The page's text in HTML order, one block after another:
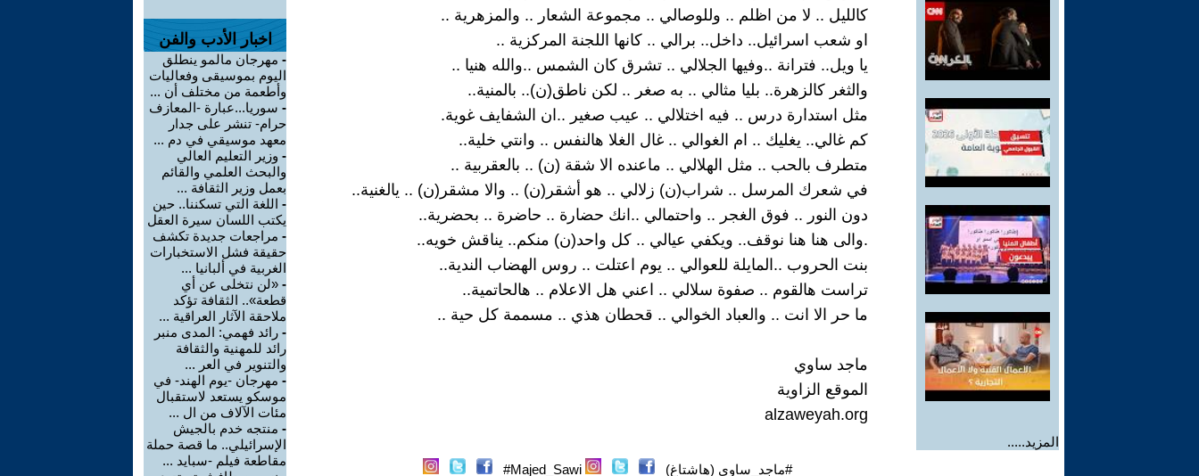
المزيد.....
كالليل .. لا من اظلم .. وللوصالي .. مجموعة الشعار .. والمزهرية ..
او شعب اسرائيل.. داخل.. برالي .. كانها اللجنة المركزية ..
يا ويل.. فترانة ..وفيها الجلالي .. تشرق كان الشمس ..والله هنيا ..
والثغر كالزهرة.. بليا مثالي .. به صغر .. لكن ناطق(ن).. بالمنية..
مثل استدارة درس .. فيه اختلالي .. عيب صغير ..ان الشفايف غوية.
كم غالي.. يغليك .. ام الغوالي .. غال الغلا هالنفس .. وانتي خلية..
متطرف بالحب .. مثل الهلالي .. ماعنده الا شقة (ن) .. بالعقربية ..
في شعرك المرسل .. شراب(ن) زلالي .. هو أشقر(ن) .. والا مشقر(ن) .. يالغنية..
دون النور .. فوق الغجر .. واحتمالي ..انك حضارة .. حاضرة .. بحضرية..
.والى هنا هنا نوقف.. ويكفي عيالي .. كل واحد(ن) منكم.. يناقش خويه..
بنت الحروب ..المايلة للعوالي .. يوم اعتلت .. روس الهضاب الندية..
تراست هالقوم .. صفوة سلالي .. اعني هل الاعلام .. هالحاتمية..
ما حر الا انت .. والعباد الخوالي .. قحطان هذي .. مسممة كل حية ..
ماجد ساوي
الموقع الزاوية
alzaweyah.org
#ماجد_ساوي (هاشتاغ) Majed_Sawi#
اخبار الأدب والفن
- مهرجان مالمو ينطلق
اليوم بموسيقى وفعاليات
وأطعمة من مختلف أن ...
- سوريا...عبارة -المعازف
حرام- تنشر على جدار
معهد موسيقي في دم ...
- وزير التعليم العالي
والبحث العلمي والقائم
بعمل وزير الثقافة ...
- اللغة التي تسكننا.. حين
يكتب اللسان سيرة العقل
- مراجعات جديدة تكشف
حقيقة فشل الاستخبارات
الغربية في ألبانيا ...
- «لن نتخلى عن أي
قطعة».. الثقافة تؤكد
ملاحقة الآثار العراقية ...
- رائد فهمي: المدى منبر
رائد للمهنية والثقافة
والتنوير في العر ...
- مهرجان -يوم الهند- في
موسكو يستعد لاستقبال
مئات الآلاف من ال ...
- منتجه خدم بالجيش
الإسرائيلي.. ما قصة حملة
مقاطعة فيلم -سبايد ...